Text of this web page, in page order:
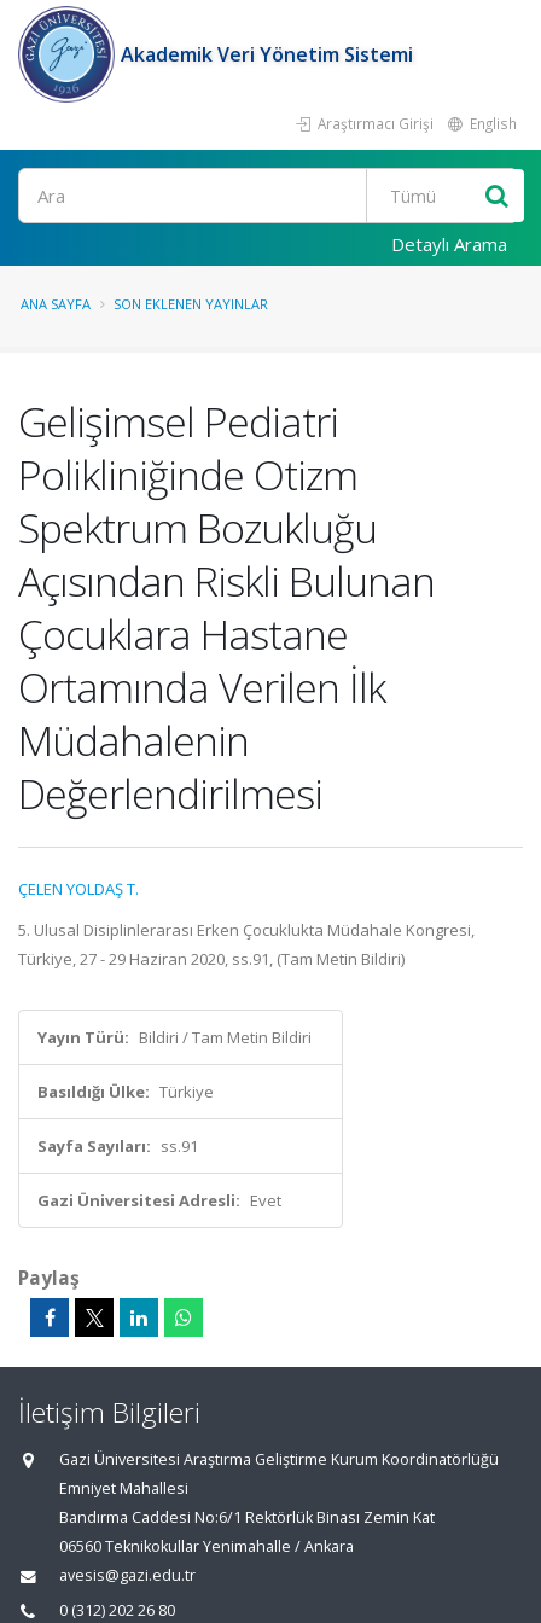
Akademik Veri Yönetim Sistemi
Araştırmacı Girişi English
Ara
Detaylı Arama
ANA SAYFA SON EKLENEN YAYINLAR
Gelişimsel Pediatri
Polikliniğinde Otizm
Spektrum Bozukluğu
Açısından Riskli Bulunan
Çocuklara Hastane
Ortamında Verilen İlk
Müdahalenin
Değerlendirilmesi
ÇELEN YOLDAŞ T.
5. Ulusal Disiplinlerarası Erken Çocuklukta Müdahale Kongresi,
Türkiye, 27 - 29 Haziran 2020, ss.91, (Tam Metin Bildiri)
Yayın Türü: Bildiri / Tam Metin Bildiri
Basıldığı Ülke: Türkiye
Sayfa Sayıları: ss.91
Gazi Üniversitesi Adresli: Evet
Paylaş
İletişim Bilgileri
Gazi Üniversitesi Araştırma Geliştirme Kurum Koordinatörlüğü
Emniyet Mahallesi
Bandırma Caddesi No:6/1 Rektörlük Binası Zemin Kat
06560 Teknikokullar Yenimahalle / Ankara
avesis@gazi.edu.tr
0 (312) 202 26 80